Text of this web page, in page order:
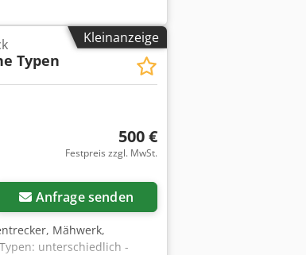
Kleinanzeige
Mehr Bilder anfragen
Typen
500 €
Festpreis zzgl. MwSt.
Anfrage senden
Mähwerk,
unterschiedlich -